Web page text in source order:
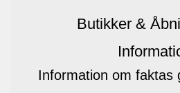
Butikker &
Information om